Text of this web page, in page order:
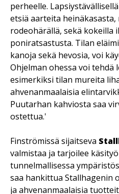
perheelle.
etsiä aarteita
rodeohärällä, sekä kokeilla
poniratsastusta. Tilan
kanoja sekä hevosia, voi
Ohjelman ohessa voi tehdä
esimerkiksi tilan mureita
ahvenanmaalaisia
Puutarhan kahviosta saa
ostettua.'
Finströmissä sijaitseva
valmistaa ja tarjoilee
tunnelmallisessa
saa hankittua Stallhagenin
ja ahvenanmaalaisia